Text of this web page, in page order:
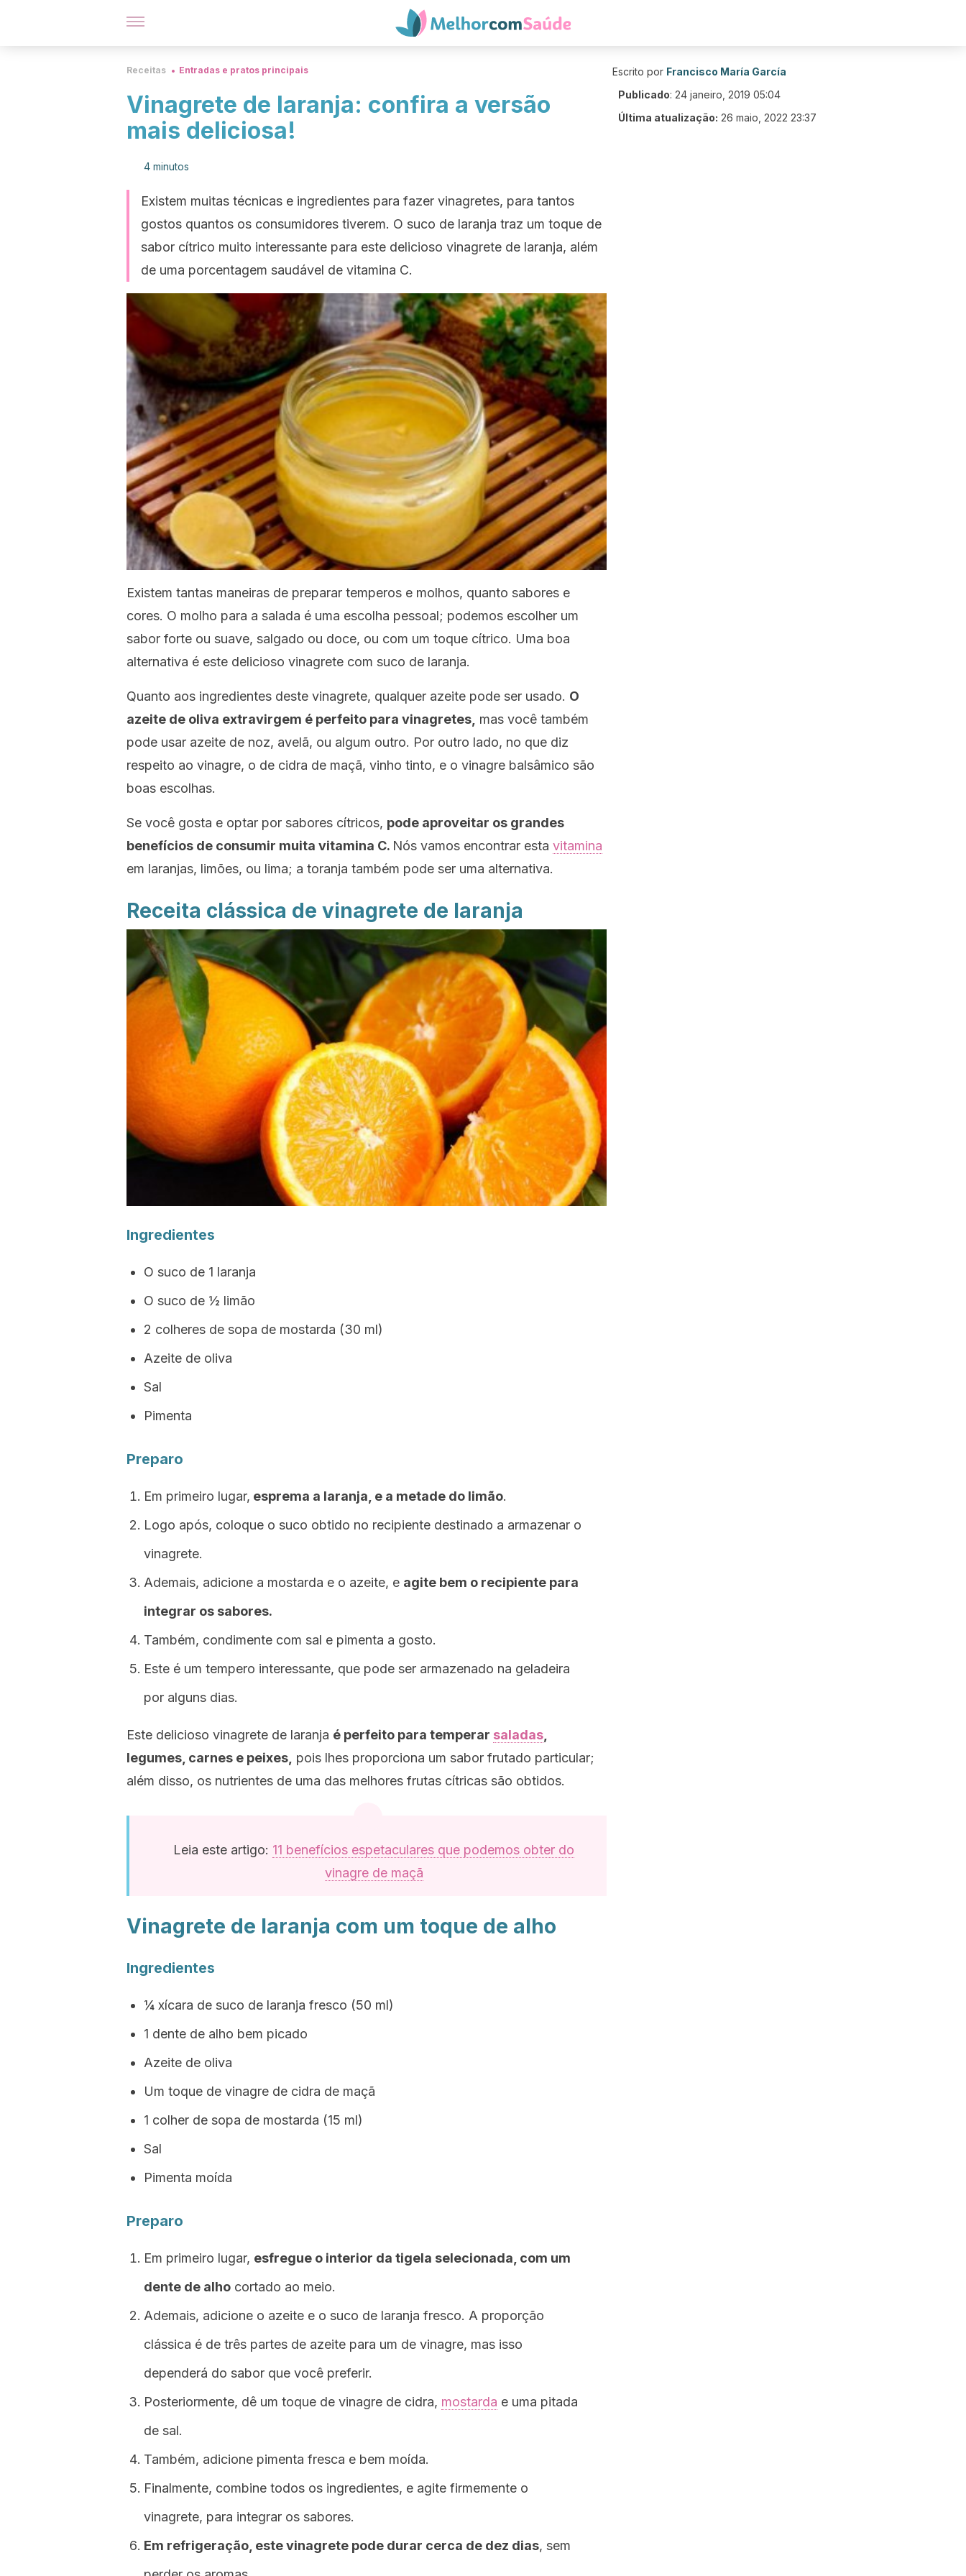
Receitas Entradas e pratos principais
Vinagrete de laranja: confira a versão
mais deliciosa!
4 minutos
Existem muitas técnicas e ingredientes para fazer vinagretes, para tantos
gostos quantos os consumidores tiverem. O suco de laranja traz um toque de
sabor cítrico muito interessante para este delicioso vinagrete de laranja, além
de uma porcentagem saudável de vitamina C.
Existem tantas maneiras de preparar temperos e molhos, quanto sabores e
cores. O molho para a salada é uma escolha pessoal; podemos escolher um
sabor forte ou suave, salgado ou doce, ou com um toque cítrico. Uma boa
alternativa é este delicioso vinagrete com suco de laranja.
Quanto aos ingredientes deste vinagrete, qualquer azeite pode ser usado. O
azeite de oliva extravirgem é perfeito para vinagretes, mas você também
pode usar azeite de noz, avelã, ou algum outro. Por outro lado, no que diz
respeito ao vinagre, o de cidra de maçã, vinho tinto, e o vinagre balsâmico são
boas escolhas.
Se você gosta e optar por sabores cítricos, pode aproveitar os grandes
benefícios de consumir muita vitamina C. Nós vamos encontrar esta vitamina
em laranjas, limões, ou lima; a toranja também pode ser uma alternativa.
Receita clássica de vinagrete de laranja
Ingredientes
O suco de 1 laranja
O suco de ½ limão
2 colheres de sopa de mostarda (30 ml)
Azeite de oliva
Sal
Pimenta
Preparo
Em primeiro lugar, esprema a laranja, e a metade do limão.
Logo após, coloque o suco obtido no recipiente destinado a armazenar o
vinagrete.
Ademais, adicione a mostarda e o azeite, e agite bem o recipiente para
integrar os sabores.
Também, condimente com sal e pimenta a gosto.
Este é um tempero interessante, que pode ser armazenado na geladeira
por alguns dias.
Este delicioso vinagrete de laranja é perfeito para temperar saladas
legumes, carnes e peixes, pois lhes proporciona um sabor frutado particular;
além disso, os nutrientes de uma das melhores frutas cítricas são obtidos.
Leia este artigo: 11 benefícios espetaculares que podemos obter do
vinagre de maçã
Vinagrete de laranja com um toque de alho
Ingredientes
¼ xícara de suco de laranja fresco (50 ml)
1 dente de alho bem picado
Azeite de oliva
Um toque de vinagre de cidra de maçã
1 colher de sopa de mostarda (15 ml)
Sal
Pimenta moída
Preparo
Em primeiro lugar, esfregue o interior da tigela selecionada, com um
dente de alho cortado ao meio.
Ademais, adicione o azeite e o suco de laranja fresco. A proporção
clássica é de três partes de azeite para um de vinagre, mas isso
dependerá do sabor que você preferir.
Posteriormente, dê um toque de vinagre de cidra, mostarda e uma pitada
de sal.
Também, adicione pimenta fresca e bem moída.
Finalmente, combine todos os ingredientes, e agite firmemente o
vinagrete, para integrar os sabores.
Em refrigeração, este vinagrete pode durar cerca de dez dias, sem
Escrito por Francisco María García
Publicado: 24 janeiro, 2019 05:04
Última atualização: 26 maio, 2022 23:37